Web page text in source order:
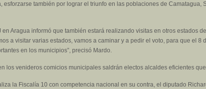
esforzarse también por lograr el triunfo en las poblaciones de
en Aragua informó que también estará realizando visitas en otros estados
a visitar varias estados, vamos a caminar y a pedir el voto, para que el
en los municipios”, precisó Mardo.
los venideros comicios municipales saldrán electos alcaldes eficientes
la Fiscalía 10 con competencia nacional en su contra, el diputado